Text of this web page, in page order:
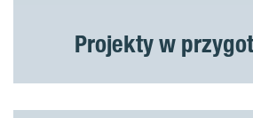
Projekty w